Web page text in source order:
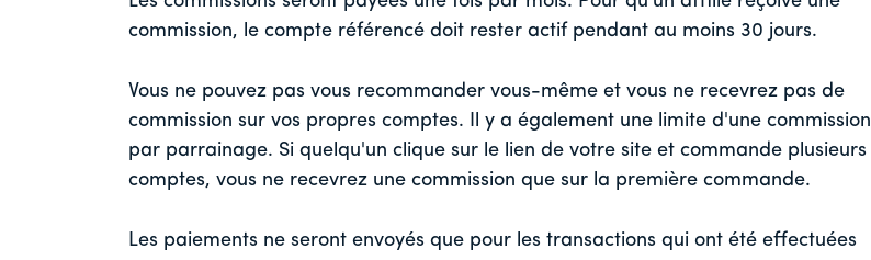
commission, le compte référencé doit rester actif pendant au moins 30 jours.
Vous ne pouvez pas vous recommander vous-même et vous ne recevrez pas de
commission sur vos propres comptes. Il y a également une limite d'une commission
par parrainage. Si quelqu'un clique sur le lien de votre site et commande plusieurs
comptes, vous ne recevrez une commission que sur la première commande.
Les paiements ne seront envoyés que pour les transactions qui ont été effectuées